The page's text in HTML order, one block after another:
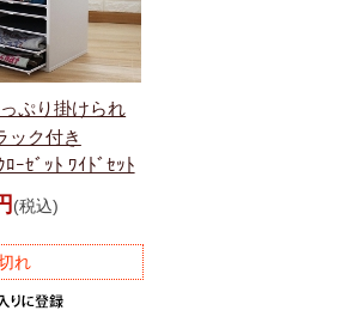
ぷり掛けられ
ック付き
ﾛｰｾﾞｯﾄ ﾜｲﾄﾞｾｯﾄ
(税込)
れ